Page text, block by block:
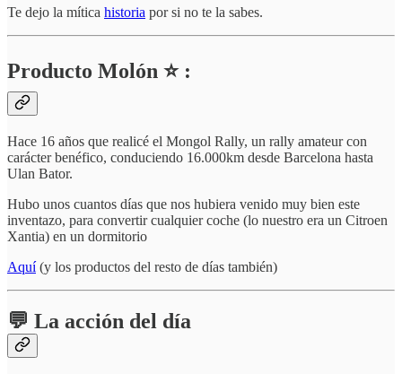
Te dejo la mítica historia por si no te la sabes.
Producto Molón ⭐ :
Hace 16 años que realicé el Mongol Rally, un rally amateur con
carácter benéfico, conduciendo 16.000km desde Barcelona hasta
Ulan Bator.
Hubo unos cuantos días que nos hubiera venido muy bien este
inventazo, para convertir cualquier coche (lo nuestro era un Citroen
Xantia) en un dormitorio
Aquí(y los productos del resto de días también)
💬 La acción del día